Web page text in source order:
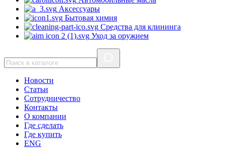
Аксессуары
Бытовая химия
Средства для клининга
Уход за оружием
Новости
Статьи
Сотрудничество
Контакты
О компании
Где сделать
Где купить
ENG